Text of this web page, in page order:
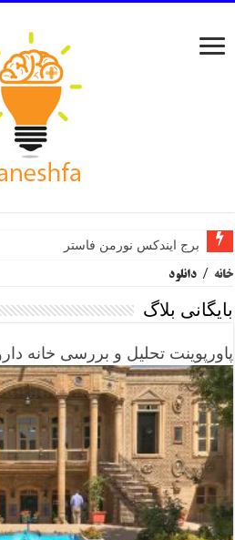
برج ایندکس نورمن فاستر
خانه / دانلود
بایگانی بلاگ
پاورپوینت تحلیل و بررسی خانه